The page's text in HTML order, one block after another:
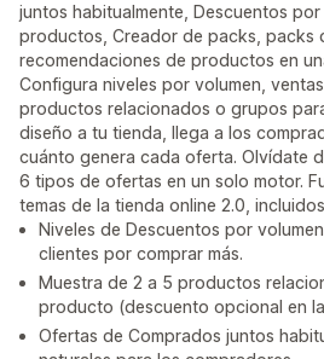
juntos habitualmente, Descuentos
productos, Creador de packs, packs
recomendaciones de productos en
Configura niveles por volumen,
productos relacionados o grupos
diseño a tu tienda, llega a los
cuánto genera cada oferta. Olvídate
6 tipos de ofertas en un solo motor.
temas de la tienda online 2.0,
Niveles de Descuentos por
clientes por comprar más.
Muestra de 2 a 5 productos
producto (descuento opcional en
Ofertas de Comprados juntos